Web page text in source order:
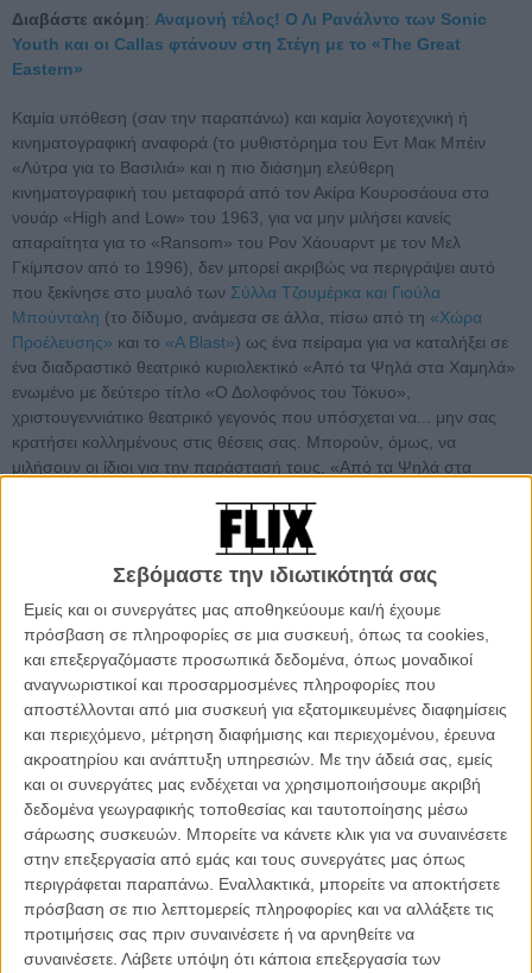
Σεβόμαστε την ιδιωτικότητά σας
Εμείς και οι συνεργάτες μας αποθηκεύουμε και/ή έχουμε
πρόσβαση σε πληροφορίες σε μια συσκευή, όπως τα cookies,
και επεξεργαζόμαστε προσωπικά δεδομένα, όπως μοναδικοί
αναγνωριστικοί και προσαρμοσμένες πληροφορίες που
αποστέλλονται από μια συσκευή για εξατομικευμένες διαφημίσεις
και περιεχόμενο, μέτρηση διαφήμισης και περιεχομένου, έρευνα
ακροατηρίου και ανάπτυξη υπηρεσιών. Με την άδειά σας, εμείς
και οι συνεργάτες μας ενδέχεται να χρησιμοποιήσουμε ακριβή
δεδομένα γεωγραφικής τοποθεσίας και ταυτοποίησης μέσω
σάρωσης συσκευών. Μπορείτε να κάνετε κλικ για να συναινέσετε
στην επεξεργασία από εμάς και τους συνεργάτες μας όπως
περιγράφεται παραπάνω. Εναλλακτικά, μπορείτε να αποκτήσετε
πρόσβαση σε πιο λεπτομερείς πληροφορίες και να αλλάξετε τις
προτιμήσεις σας πριν συναινέσετε ή να αρνηθείτε να
συναινέσετε. Λάβετε υπόψη ότι κάποια επεξεργασία των
Διαβάστε ακόμη: Αναμονή τέλος! Ο Λι Ρανάλντο των Sonic
Youth και οι Callas φτάνουν στη Στέγη με το «The Great
Eastern»
Καμία υπόθεση (σαν την παραπάνω) και καμία λογοτεχνική ή
κινηματογραφική αναφορά (το μυθιστόρημα του Εντ Μακ Μπέιν
«Λύτρα για το Βασιλιά» και η πιο διάσημη ελεύθερη
κινηματογραφική του μεταφορά από τον Ακίρα Κουροσάουα στο
νουάρ «High and Low» του 1963, για να μην μιλήσει κανείς
απαραίτητα για το «Ransom» του Ρον Χάουαρντ με τον Μελ
Γκίμπσον από το 1996), δεν μπορεί ακριβώς να περιγράψει αυτό
που ξεκίνησε στο μυαλό των Σύλλα Τζουμέρκα και Γιούλα
Μπούνταλη (το δίδυμο, ανάμεσα σε άλλα, πίσω από τη «Χώρα
Προέλευσης» και το «A Blast») ως ένα πείραμα για να καταλήξει σε
ένα διαδραστικό θεατρικό κυριολεκτικό «Από τα Ψηλά στα Χαμηλά»
ενωμένο με δεύτερο τίτλο «Ο Δολοφόνος του Τόκυο»,
χριστουγεννιάτικο θεατρικό γεγονός που υπόσχεται να... μην σας
κρατήσει κολλημένους στις θέσεις σας. Μπορούν, όμως, να
μιλήσουν οι ίδιοι για την παράστασή τους, «Από τα Ψηλά στα
του Ιδρύματος Ωνάση από τις 25 Δεκεμβρίου μέχρι και τις 8
Ιανουαρίου. Και το κάνουν στο Flix. Διαβάστε παρακάτω.
Διαβάστε ακόμη
Ο Σύλλας Τζουμέρκας και η Γιούλα
Μπούνταλη κάνουν θέατρο μέσα και... έξω από τη Στέγη του
Ιδρύματος Ωνάση